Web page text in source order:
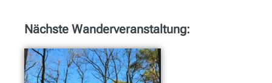
Nächste Wanderveranstaltung: